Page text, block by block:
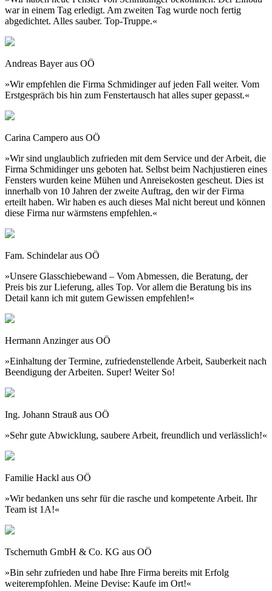
war in einem Tag erledigt. Am zweiten Tag wurde noch fertig
abgedichtet. Alles sauber. Top-Truppe.«
Andreas Bayer aus OÖ
»Wir empfehlen die Firma Schmidinger auf jeden Fall weiter. Vom
Erstgespräch bis hin zum Fenstertausch hat alles super gepasst.«
Carina Campero aus OÖ
»Wir sind unglaublich zufrieden mit dem Service und der Arbeit, die
Firma Schmidinger uns geboten hat. Selbst beim Nachjustieren eines
Fensters wurden keine Mühen und Anreisekosten gescheut. Dies ist
innerhalb von 10 Jahren der zweite Auftrag, den wir der Firma
erteilt haben. Wir haben es auch dieses Mal nicht bereut und können
diese Firma nur wärmstens empfehlen.«
Fam. Schindelar aus OÖ
»Unsere Glasschiebewand – Vom Abmessen, die Beratung, der
Preis bis zur Lieferung, alles Top. Vor allem die Beratung bis ins
Detail kann ich mit gutem Gewissen empfehlen!«
Hermann Anzinger aus OÖ
»Einhaltung der Termine, zufriedenstellende Arbeit, Sauberkeit nach
Beendigung der Arbeiten. Super! Weiter So!
Ing. Johann Strauß aus OÖ
»Sehr gute Abwicklung, saubere Arbeit, freundlich und verlässlich!«
Familie Hackl aus OÖ
»Wir bedanken uns sehr für die rasche und kompetente Arbeit. Ihr
Team ist 1A!«
Tschernuth GmbH & Co. KG aus OÖ
»Bin sehr zufrieden und habe Ihre Firma bereits mit Erfolg
weiterempfohlen. Meine Devise: Kaufe im Ort!«